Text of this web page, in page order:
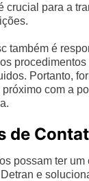
crucial para a
também é
Portanto,
com a
de
possam ter um
e